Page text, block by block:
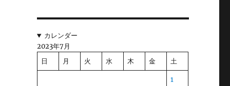
カレンダー
2023年7月
日
月 火 水 木 金 土
1